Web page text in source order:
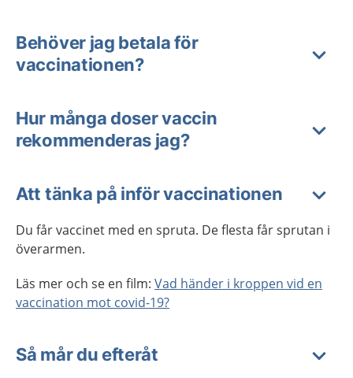
Behöver jag betala för
vaccinationen?
Hur många doser vaccin
rekommenderas jag?
Att tänka på inför vaccinationen
Du får vaccinet med en spruta. De flesta får sprutan i
överarmen.
Läs mer och se en film: Vad händer i kroppen vid en
vaccination mot covid-19?
Så mår du efteråt